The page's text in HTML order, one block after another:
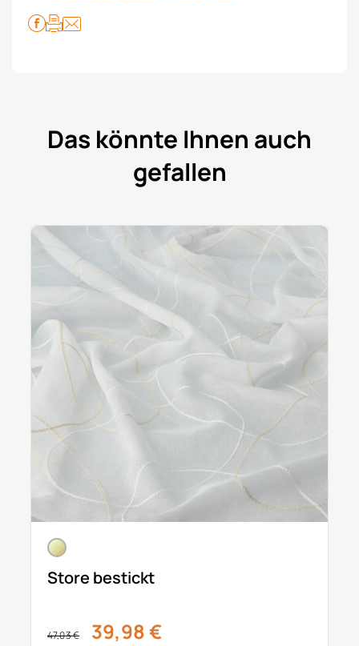
Das könnte Ihnen auch
gefallen
Store bestickt
47,03 € 39,98 €